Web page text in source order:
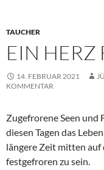
TAUCHER
EIN HERZ
14. FEBRUAR 2021
KOMMENTAR
Zugefrorene Seen und
diesen Tagen das
längere Zeit mitten auf
festgefroren zu sein.